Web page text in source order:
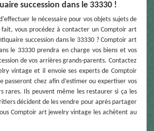
succession dans le 33330 !
le nécessaire pour vos objets sujets de
fait, vous procédez à contacter un Comptoir art
succession dans le 33330 ? Comptoir art
le 33330 prendra en charge vos biens et vos
de vos arrières grands-parents. Contactez
vintage et il envoie ses experts de Comptoir
passeront chez afin d’estimer ou expertiser vos
rares. Ils peuvent même les restaurer si ça les
décident de les vendre pour après partager
Comptoir art jewelry vintage les achètent au